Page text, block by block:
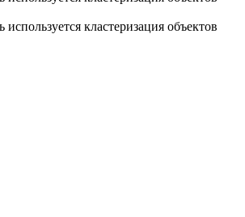
кластеризация объектов